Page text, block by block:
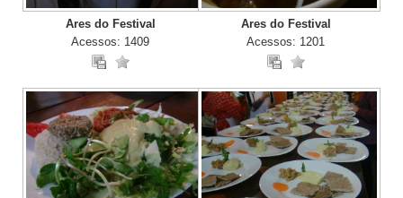
Ares do Festival
Acessos: 1409
Ares do Festival
Acessos: 1201